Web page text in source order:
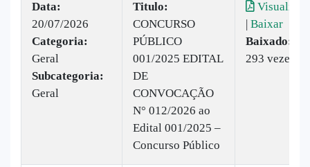
Data:
20/07/2026
Categoria:
Geral
Subcategoria:
Geral
Titulo:
CONCURSO
PÚBLICO
001/2025 EDITAL
DE
CONVOCAÇÃO
N° 012/2026 ao
Edital 001/2025 –
Concurso Público
Visualizar
| Baixar
Baixado:
293 vezes